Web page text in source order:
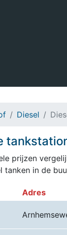
Diesel
prijzen
tanken in de
Adres